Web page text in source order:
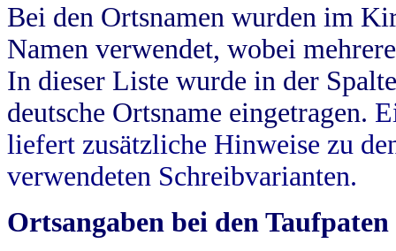
Bei den Ortsnamen wurden im
Namen verwendet, wobei
In dieser Liste wurde in der
deutsche Ortsname eingetragen.
liefert zusätzliche Hinweise zu
verwendeten Schreibvarianten.
Ortsangaben bei den Taufpaten